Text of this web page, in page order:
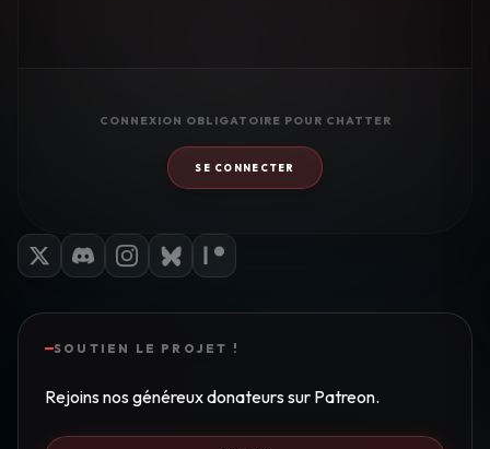
CONNEXION OBLIGATOIRE POUR CHATTER
SE CONNECTER
SOUTIEN LE PROJET !
Rejoins nos généreux donateurs sur Patreon.